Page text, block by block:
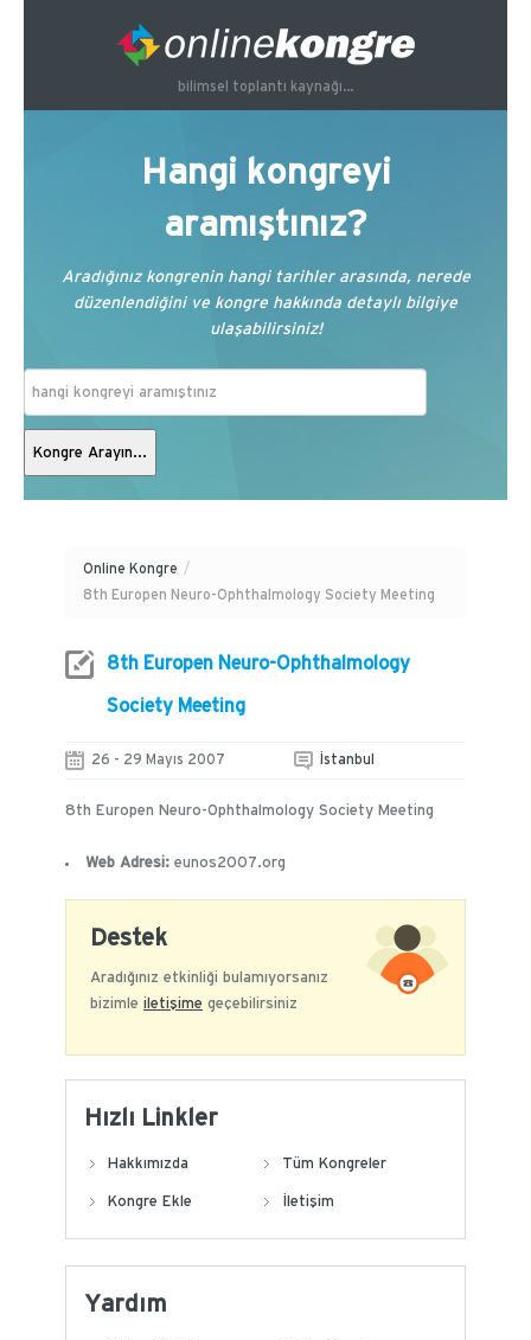
bilimsel toplantı kaynağı...
Hangi kongreyi
aramıştınız?
Aradığınız kongrenin hangi tarihler arasında, nerede
düzenlendiğini ve kongre hakkında detaylı bilgiye
ulaşabilirsiniz!
Online Kongre
/
8th Europen Neuro-Ophthalmology Society Meeting
8th Europen Neuro-Ophthalmology
Society Meeting
26 - 29 Mayıs 2007 İstanbul
8th Europen Neuro-Ophthalmology Society Meeting
Web Adresi: eunos2007.org
Destek
Aradığınız etkinliği bulamıyorsanız
bizimle iletişime geçebilirsiniz
Hızlı Linkler
Hakkımızda Tüm Kongreler
Kongre Ekle İletişim
Yardım